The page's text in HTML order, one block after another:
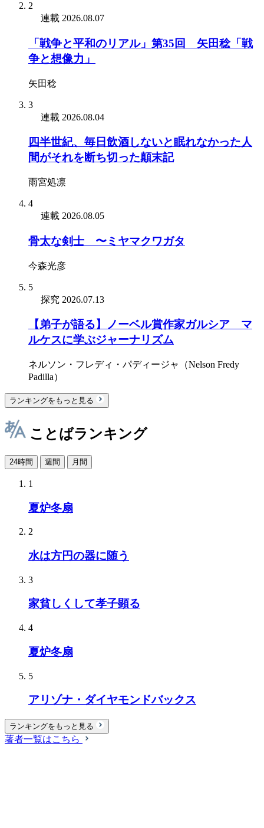
2
連載 2026.08.07
「戦争と平和のリアル」第35回 矢田稔「戦
争と想像力」
矢田稔
3
連載 2026.08.04
四半世紀、毎日飲酒しないと眠れなかった人
間がそれを断ち切った顛末記
雨宮処凛
4
連載 2026.08.05
骨太な剣士 〜ミヤマクワガタ
今森光彦
5
探究 2026.07.13
【弟子が語る】ノーベル賞作家ガルシア゠マ
ルケスに学ぶジャーナリズム
ネルソン・フレディ・パディージャ（Nelson Fredy
Padilla）
ランキングをもっと見る
ことばランキング
24時間 週間 月間
1
夏炉冬扇
2
水は方円の器に随う
3
家貧しくして孝子顕る
4
夏炉冬扇
5
アリゾナ・ダイヤモンドバックス
ランキングをもっと見る
著者一覧はこちら